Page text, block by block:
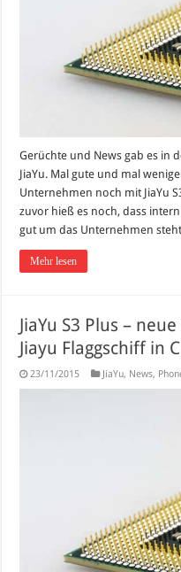
Gerüchte und News gab es in
JiaYu. Mal gute und mal
Unternehmen noch mit JiaYu
zuvor hieß es noch, dass
gut um das Unternehmen
Mehr lesen
JiaYu S3 Plus –
Jiayu Flaggschiff in
23/11/2015 JiaYu, News,